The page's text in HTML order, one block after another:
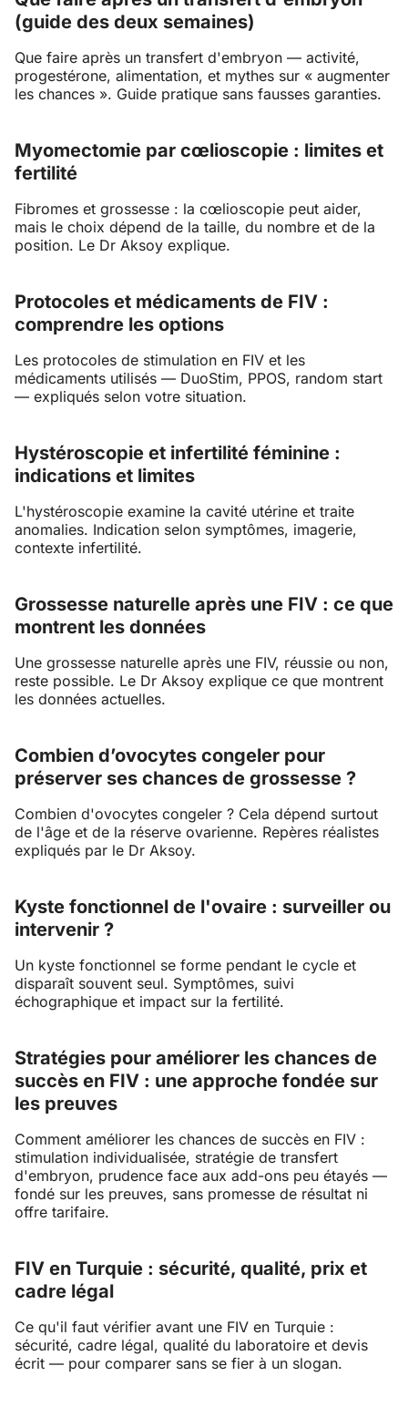
(guide des deux semaines)
Que faire après un transfert d'embryon — activité,
progestérone, alimentation, et mythes sur « augmenter
les chances ». Guide pratique sans fausses garanties.
Myomectomie par cœlioscopie : limites et
fertilité
Fibromes et grossesse : la cœlioscopie peut aider,
mais le choix dépend de la taille, du nombre et de la
position. Le Dr Aksoy explique.
Protocoles et médicaments de FIV :
comprendre les options
Les protocoles de stimulation en FIV et les
médicaments utilisés — DuoStim, PPOS, random start
— expliqués selon votre situation.
Hystéroscopie et infertilité féminine :
indications et limites
L'hystéroscopie examine la cavité utérine et traite
anomalies. Indication selon symptômes, imagerie,
contexte infertilité.
Grossesse naturelle après une FIV : ce que
montrent les données
Une grossesse naturelle après une FIV, réussie ou non,
reste possible. Le Dr Aksoy explique ce que montrent
les données actuelles.
Combien d’ovocytes congeler pour
préserver ses chances de grossesse ?
Combien d'ovocytes congeler ? Cela dépend surtout
de l'âge et de la réserve ovarienne. Repères réalistes
expliqués par le Dr Aksoy.
Kyste fonctionnel de l'ovaire : surveiller ou
intervenir ?
Un kyste fonctionnel se forme pendant le cycle et
disparaît souvent seul. Symptômes, suivi
échographique et impact sur la fertilité.
Stratégies pour améliorer les chances de
succès en FIV : une approche fondée sur
les preuves
Comment améliorer les chances de succès en FIV :
stimulation individualisée, stratégie de transfert
d'embryon, prudence face aux add-ons peu étayés —
fondé sur les preuves, sans promesse de résultat ni
offre tarifaire.
FIV en Turquie : sécurité, qualité, prix et
cadre légal
Ce qu'il faut vérifier avant une FIV en Turquie :
sécurité, cadre légal, qualité du laboratoire et devis
écrit — pour comparer sans se fier à un slogan.